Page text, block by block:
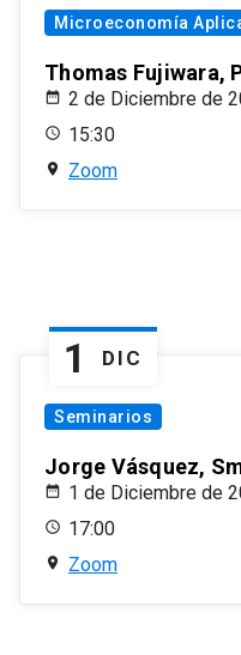
Microeconomía
Thomas Fujiwara,
2 de Diciembre de
15:30
Zoom
1 DIC
Seminarios
Jorge Vásquez,
1 de Diciembre de
17:00
Zoom